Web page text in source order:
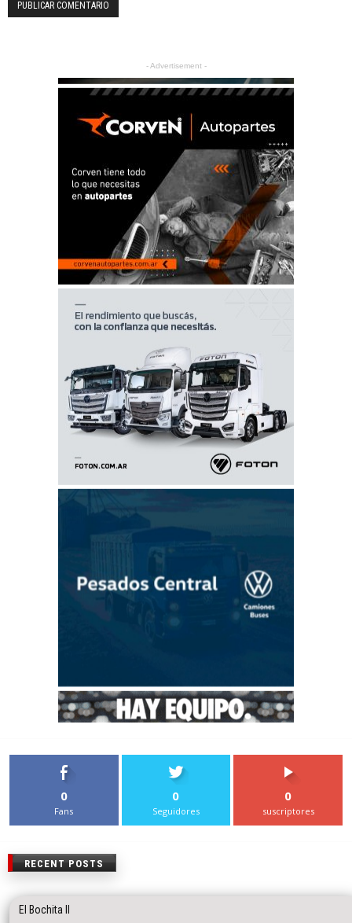
- Advertisement -
0
Fans
0
Seguidores
0
suscriptores
RECENT POSTS
El Bochita II